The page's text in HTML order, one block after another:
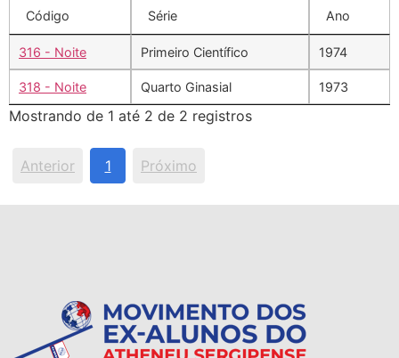
Código
Série Ano
316 - Noite Primeiro Científico 1974
318 - Noite Quarto Ginasial 1973
Mostrando de 1 até 2 de 2 registros
Anterior 1 Próximo